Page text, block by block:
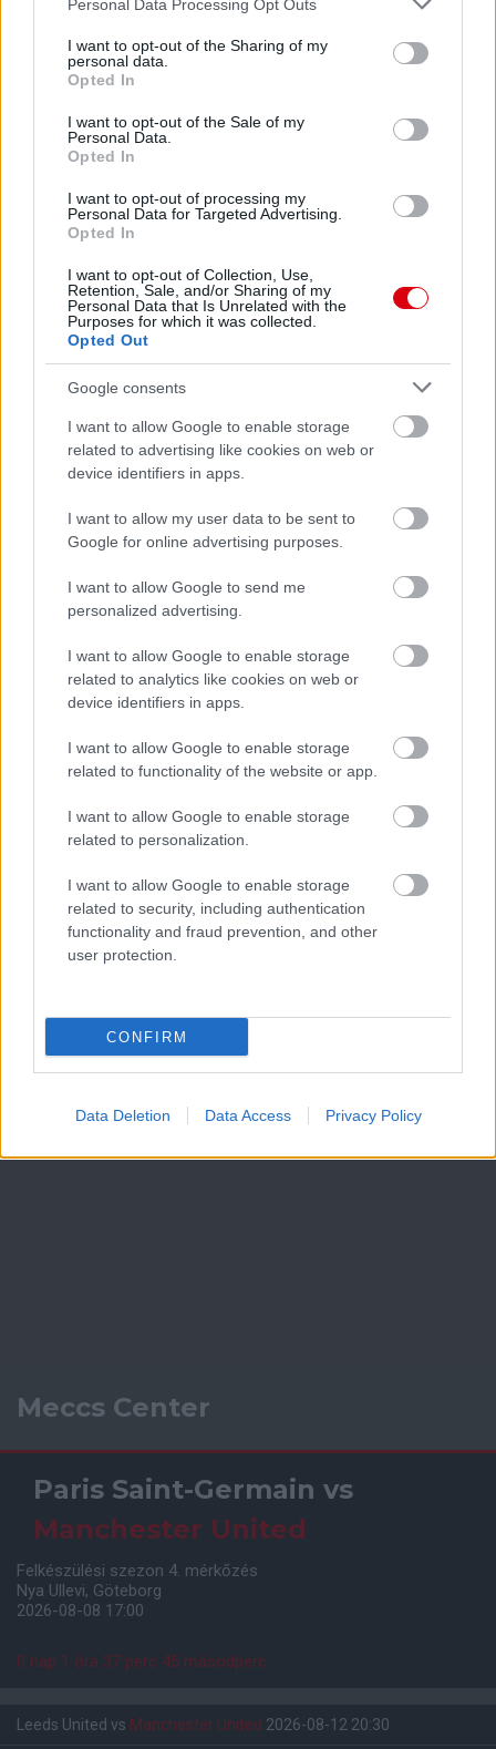
not limited to your visit or usage behaviour. You may click to
grant or deny consent to Google and its third-party tags to
use your data for below specified purposes in below Google
consent section.
Personal Data Processing Opt Outs
I want to opt-out of the Sharing of my
personal data.
Opted In
I want to opt-out of the Sale of my
Personal Data.
Opted In
I want to opt-out of processing my
Personal Data for Targeted Advertising.
Opted In
I want to opt-out of Collection, Use,
Retention, Sale, and/or Sharing of my
Personal Data that Is Unrelated with the
Purposes for which it was collected.
Opted Out
Google consents
I want to allow Google to enable storage
related to advertising like cookies on web or
device identifiers in apps.
I want to allow my user data to be sent to
Google for online advertising purposes.
I want to allow Google to send me
personalized advertising.
I want to allow Google to enable storage
related to analytics like cookies on web or
device identifiers in apps.
I want to allow Google to enable storage
related to functionality of the website or app.
I want to allow Google to enable storage
related to personalization.
I want to allow Google to enable storage
related to security, including authentication
functionality and fraud prevention, and other
user protection.
CONFIRM
Data Deletion Data Access Privacy Policy
Meccs Center
Paris Saint-Germain vs
Manchester United
Felkészülési szezon 4. mérkőzés
Nya Ullevi, Göteborg
2026-08-08 17:00
0 nap 1 óra 37 perc 44 másodperc
Leeds United vs Manchester United 2026-08-12 20:30